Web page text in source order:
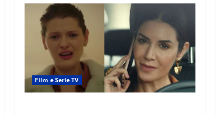
Film e Serie TV